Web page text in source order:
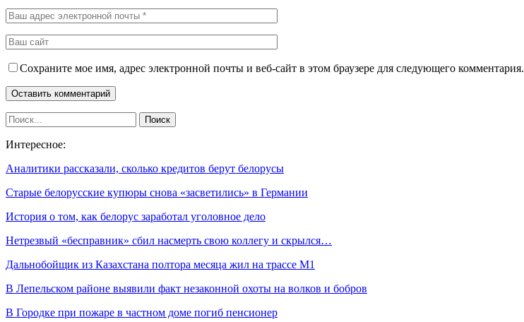
Сохраните мое имя, адрес электронной почты и веб-сайт в этом браузере для следующего комментария.
Интересное:
Аналитики рассказали, сколько кредитов берут белорусы
Старые белорусские купюры снова «засветились» в Германии
История о том, как белорус заработал уголовное дело
Нетрезвый «бесправник» сбил насмерть свою коллегу и скрылся…
Дальнобойщик из Казахстана полтора месяца жил на трассе М1
В Лепельском районе выявили факт незаконной охоты на волков и бобров
В Городке при пожаре в частном доме погиб пенсионер